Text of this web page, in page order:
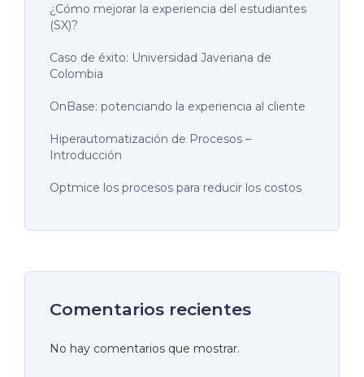
¿Cómo mejorar la experiencia del estudiantes
(SX)?
Caso de éxito: Universidad Javeriana de
Colombia
OnBase: potenciando la experiencia al cliente
Hiperautomatización de Procesos –
Introducción
Optmice los procesos para reducir los costos
Comentarios recientes
No hay comentarios que mostrar.